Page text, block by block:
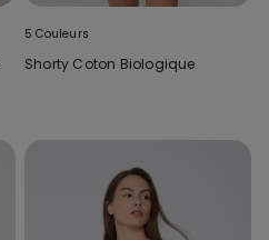
5 Couleurs
Shorty Coton Biologique